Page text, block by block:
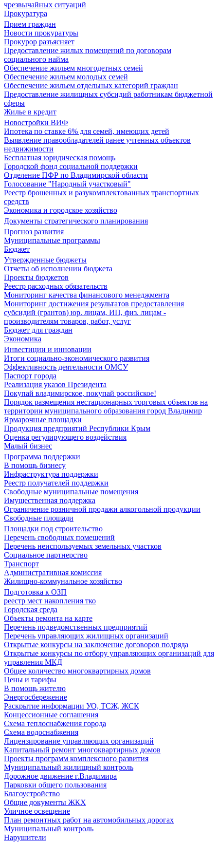
чрезвычайных ситуаций
Прокуратура
Прием граждан
Новости прокуратуры
Прокурор разъясняет
Предоставление жилых помещений по договорам
социального найма
Обеспечение жильем многодетных семей
Обеспечение жильем молодых семей
Обеспечение жильем отдельных категорий граждан
Предоставление жилищных субсидий работникам бюджетной
сферы
Жилье в кредит
Новостройки ВИФ
Ипотека по ставке 6% для семей, имеющих детей
Выявление правообладателей ранее учтенных объектов
недвижимости
Бесплатная юридическая помощь
Городской фонд социальной поддержки
Отделение ПФР по Владимирской области
Голосование "Народный участковый"
Реестр брошенных и разукомплектованных транспортных
средств
Экономика и городское хозяйство
Документы стратегического планирования
Прогноз развития
Муниципальные программы
Бюджет
Утвержденные бюджеты
Отчеты об исполнении бюджета
Проекты бюджетов
Реестр расходных обязательств
Мониторинг качества финансового менеджмента
Мониторинг достижения результатов предоставления
субсидий (грантов) юр. лицам, ИП, физ. лицам -
производителям товаров, работ, услуг
Бюджет для граждан
Экономика
Инвестиции и инновации
Итоги социально-экономического развития
Эффективность деятельности ОМСУ
Паспорт города
Реализация указов Президента
Покупай владимирское, покупай российское!
Порядок размещения нестационарных торговых объектов на
территории муниципального образования город Владимир
Ярмарочные площадки
Продукция предприятий Республики Крым
Оценка регулирующего воздействия
Малый бизнес
Программа поддержки
В помощь бизнесу
Инфраструктура поддержки
Реестр получателей поддержки
Свободные муниципальные помещения
Имущественная поддержка
Ограничение розничной продажи алкогольной продукции
Свободные площади
Площадки под строительство
Перечень свободных помещений
Перечень неиспользуемых земельных участков
Социальное партнерство
Транспорт
Административная комиссия
Жилищно-коммунальное хозяйство
Подготовка к ОЗП
реестр мест накопления тко
Городская среда
Объекты ремонта на карте
Перечень подведомственных предприятий
Перечень управляющих жилищных организаций
Открытые конкурсы на заключение договоров подряда
Открытые конкурсы по отбору управляющих организаций для
управления МКД
Общее количество многоквартирных домов
Цены и тарифы
В помощь жителю
Энергосбережение
Раскрытие информации УО, ТСЖ, ЖСК
Концессионные соглашения
Схема теплоснабжения города
Схема водоснабжения
Лицензирование управляющих организаций
Капитальный ремонт многоквартирных домов
Проекты программ комплексного развития
Муниципальный жилищный контроль
Дорожное движение г.Владимира
Парковки общего пользования
Благоустройство
Общие документы ЖКХ
Уличное освещение
План ремонтных работ на автомобильных дорогах
Муниципальный контроль
Нарушители